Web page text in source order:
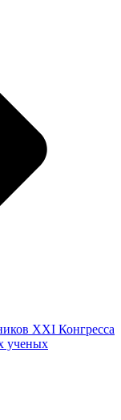
XXI Конгресса
ученых